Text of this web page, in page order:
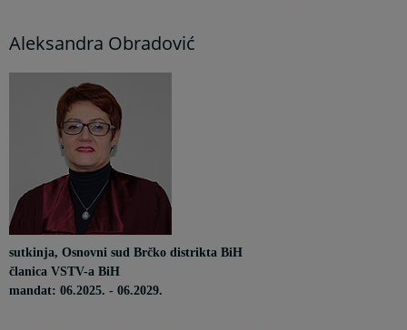
Aleksandra Obradović
sutkinja, Osnovni sud Brčko distrikta BiH
članica VSTV-a BiH
mandat: 06.2025. - 06.2029.